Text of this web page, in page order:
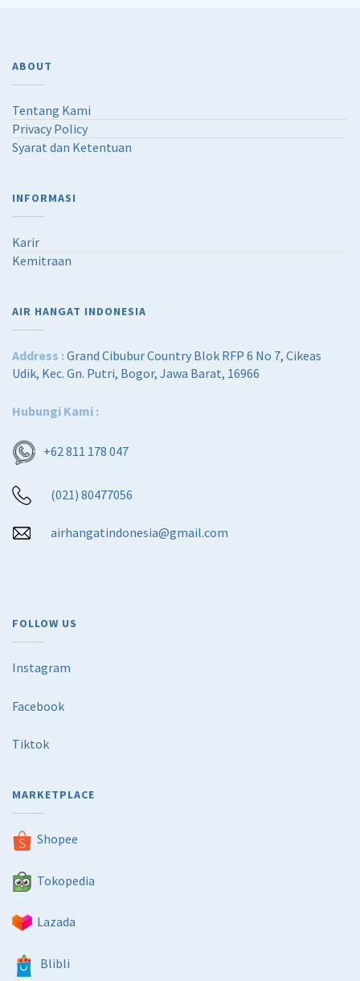
ABOUT
Tentang Kami
Privacy Policy
Syarat dan Ketentuan
INFORMASI
Karir
Kemitraan
AIR HANGAT INDONESIA
Address :Grand Cibubur Country Blok RFP 6 No 7, Cikeas
Udik, Kec. Gn. Putri, Bogor, Jawa Barat, 16966
Hubungi Kami :
+62 811 178 047
(021) 80477056
airhangatindonesia@gmail.com
FOLLOW US
Instagram
Facebook
Tiktok
MARKETPLACE
Shopee
Tokopedia
Lazada
Blibli